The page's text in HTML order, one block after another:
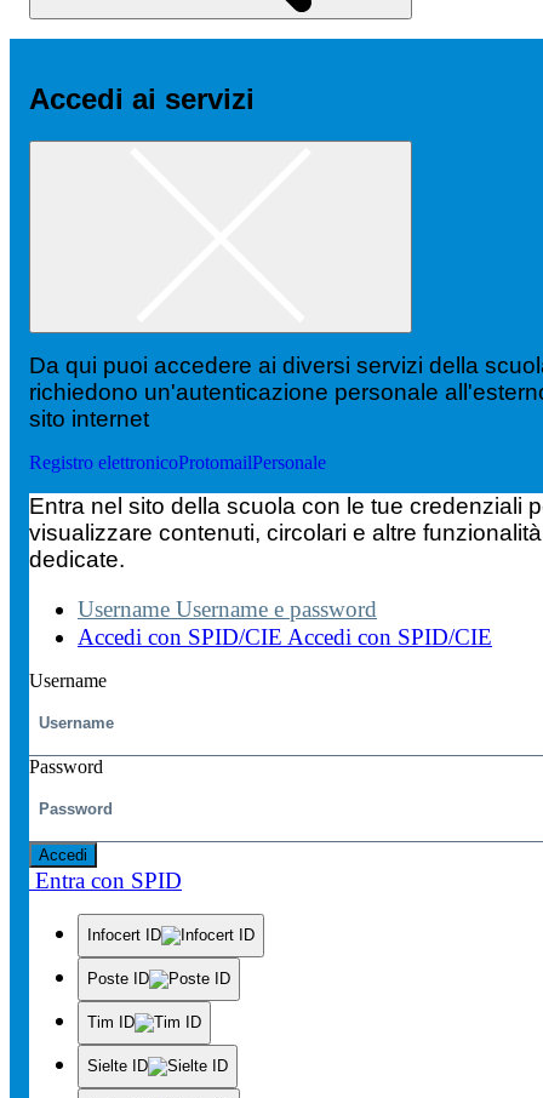
Accedi ai servizi
Da qui puoi accedere ai diversi servizi della
richiedono un'autenticazione personale
sito internet
Registro elettronicoProtomailPersonale
Entra nel sito della scuola con le tue credenziali
visualizzare contenuti, circolari e altre
dedicate.
Username Username e password
Accedi con SPID/CIE Accedi con SPID/CIE
Username
Password
Accedi
Entra con SPID
Infocert ID
Poste ID
Tim ID
Sielte ID